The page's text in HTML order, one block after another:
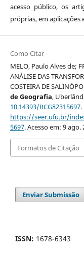
acesso público, os
próprias, em aplicações
Como Citar
MELO, Paulo Alves de;
ANÁLISE DAS
COSTEIRA DE
de Geografia,
10.14393/RCG82315697.
https://seer.ufu.br/
5697. Acesso em: 9 ago.
Formatos de Citação
Enviar Submissão
ISSN: 1678-6343